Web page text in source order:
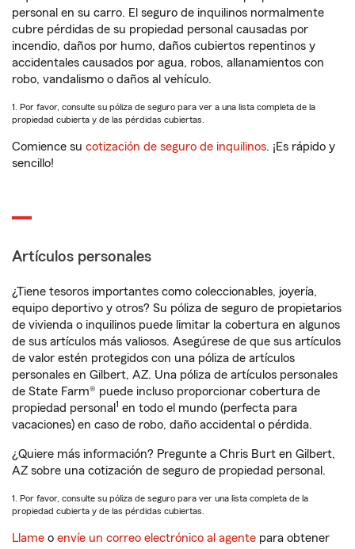
personal en su carro. El seguro de inquilinos normalmente
cubre pérdidas de su propiedad personal causadas por
incendio, daños por humo, daños cubiertos repentinos y
accidentales causados por agua, robos, allanamientos con
robo, vandalismo o daños al vehículo.
1. Por favor, consulte su póliza de seguro para ver a una lista completa de la
propiedad cubierta y de las pérdidas cubiertas.
Comience su cotización de seguro de inquilinos. ¡Es rápido y
sencillo!
Artículos personales
¿Tiene tesoros importantes como coleccionables, joyería,
equipo deportivo y otros? Su póliza de seguro de propietarios
de vivienda o inquilinos puede limitar la cobertura en algunos
de sus artículos más valiosos. Asegúrese de que sus artículos
de valor estén protegidos con una póliza de artículos
personales en Gilbert, AZ. Una póliza de artículos personales
de State Farm® puede incluso proporcionar cobertura de
propiedad personal 1 en todo el mundo (perfecta para
vacaciones) en caso de robo, daño accidental o pérdida.
¿Quiere más información? Pregunte a Chris Burt en Gilbert,
AZ sobre una cotización de seguro de propiedad personal.
1. Por favor, consulte su póliza de seguro para ver una lista completa de la
propiedad cubierta y de las pérdidas cubiertas.
Llame o envíe un correo electrónico al agente para obtener